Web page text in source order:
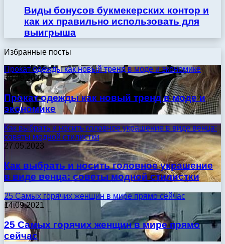
Виды бонусов букмекерских контор и
как их правильно использовать для
выигрыша
Избранные посты
Прокат одежды как новый тренд в моде и экономике
30.09.2024
Прокат одежды как новый тренд в моде и
экономике
Как выбрать и носить головное украшение в виде венца:
советы модной стилистки
27.05.2023
Как выбрать и носить головное украшение
в виде венца: советы модной стилистки
25 Самых горячих женщин в мире прямо сейчас
14.09.2021
25 Самых горячих женщин в мире прямо
сейчас